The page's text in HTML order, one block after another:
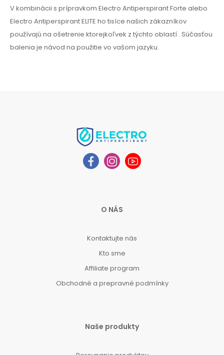
V kombinácii s prípravkom Electro Antiperspirant Forte alebo
Electro Antiperspirant ELITE ho tisíce našich zákazníkov
používajú na ošetrenie ktorejkoľvek z týchto oblastí . Súčasťou
balenia je návod na použitie vo vašom jazyku.
O NÁS
Kontaktujte nás
Kto sme
Affiliate program
Obchodné a prepravné podmínky
Naše produkty